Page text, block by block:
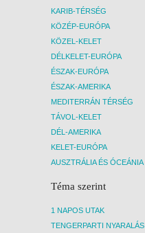
KARIB-TÉRSÉG
KÖZÉP-EURÓPA
KÖZEL-KELET
DÉLKELET-EURÓPA
ÉSZAK-EURÓPA
ÉSZAK-AMERIKA
MEDITERRÁN TÉRSÉG
TÁVOL-KELET
DÉL-AMERIKA
KELET-EURÓPA
AUSZTRÁLIA ÉS ÓCEÁNIA
Téma szerint
1 NAPOS UTAK
TENGERPARTI NYARALÁS